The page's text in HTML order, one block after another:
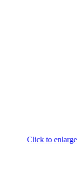
Click to enlarge